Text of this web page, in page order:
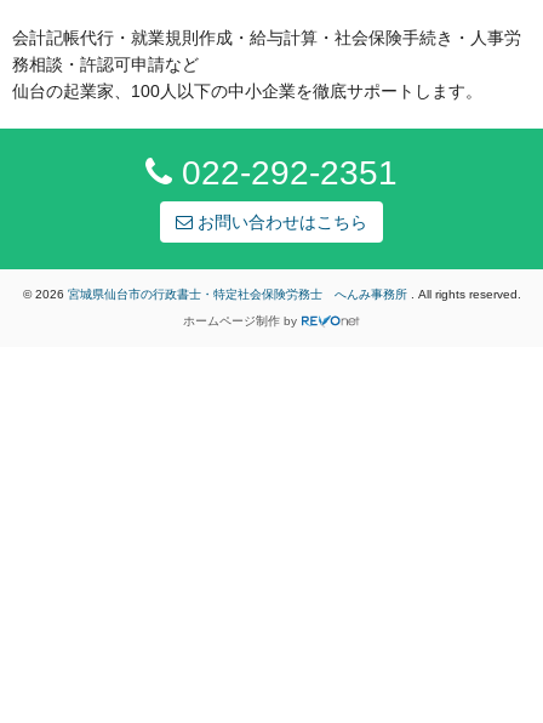
会計記帳代行・就業規則作成・給与計算・社会保険手続き・人事労
務相談・許認可申請など
仙台の起業家、100人以下の中小企業を徹底サポートします。
022-292-2351
お問い合わせはこちら
© 2026 宮城県仙台市の行政書士・特定社会保険労務士 へんみ事務所 . All rights reserved.
ホームページ制作by